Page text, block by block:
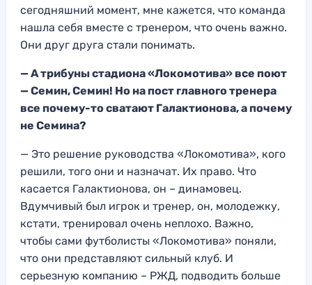
сегодняшний момент, мне кажется, что команда
нашла себя вместе с тренером, что очень важно.
Они друг друга стали понимать.
— А трибуны стадиона «Локомотива» все поют
— Семин, Семин! Но на пост главного тренера
все почему-то сватают Галактионова, а почему
не Семина?
— Это решение руководства «Локомотива», кого
решили, того они и назначат. Их право. Что
касается Галактионова, он – динамовец.
Вдумчивый был игрок и тренер, он, молодежку,
кстати, тренировал очень неплохо. Важно,
чтобы сами футболисты «Локомотива» поняли,
что они представляют сильный клуб. И
серьезную компанию – РЖД, подводить больше